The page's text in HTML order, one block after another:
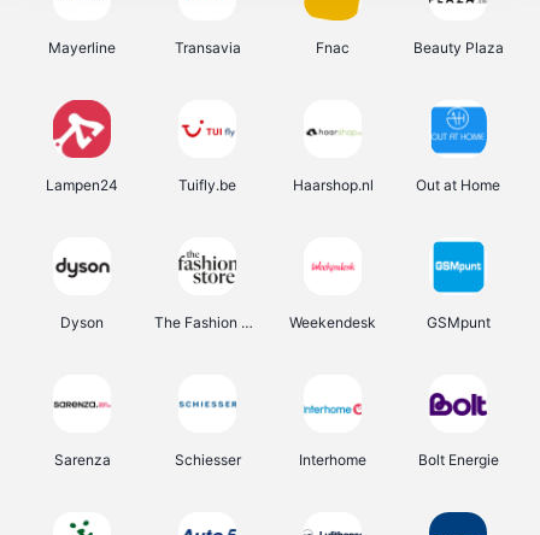
Mayerline Transavia Fnac Beauty Plaza
Lampen24 Tuifly.be Haarshop.nl Out at Home
Dyson The Fashion Store Weekendesk GSMpunt
Sarenza Schiesser Interhome Bolt Energie